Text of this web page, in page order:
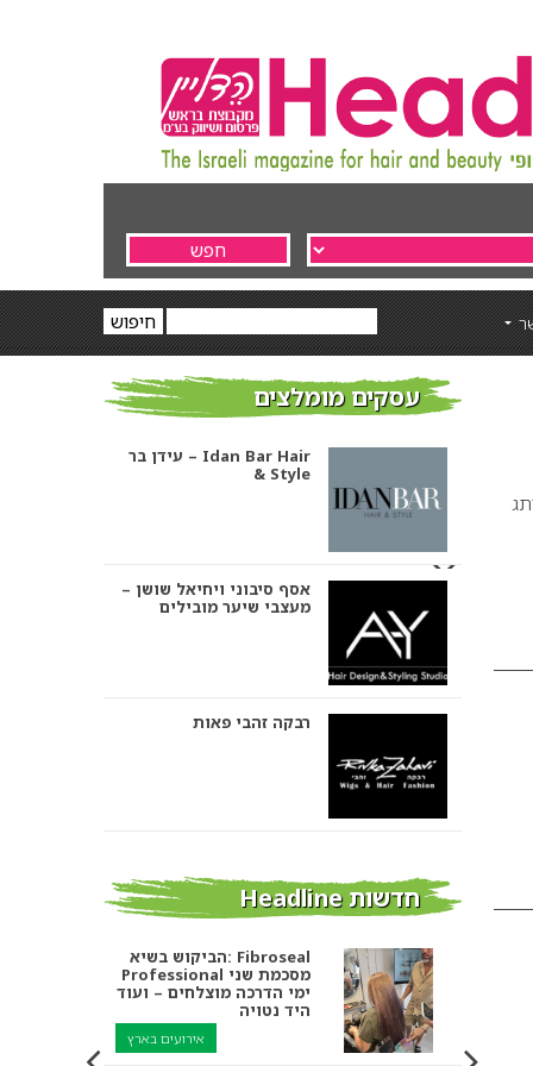
עסקים מומלצים
עידן בר – Idan Bar Hair
& Style
אסף סיבוני ויחיאל שושן –
מעצבי שיער מובילים
רבקה זהבי פאות
אורטל אדרי עיצוב שיער
חדשות Headline
הביקוש בשיא: Fibroseal
Professional מסכמת שני
ימי הדרכה מוצלחים – ועוד
היד נטויה
אירועים בארץ